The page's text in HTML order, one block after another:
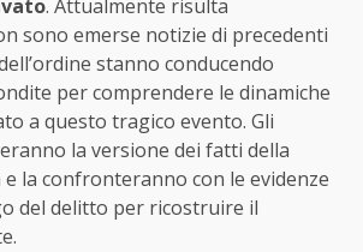
. Attualmente risulta
sono emerse notizie di precedenti
stanno conducendo
per comprendere le dinamiche
a questo tragico evento. Gli
la versione dei fatti della
la confronteranno con le evidenze
del delitto per ricostruire il